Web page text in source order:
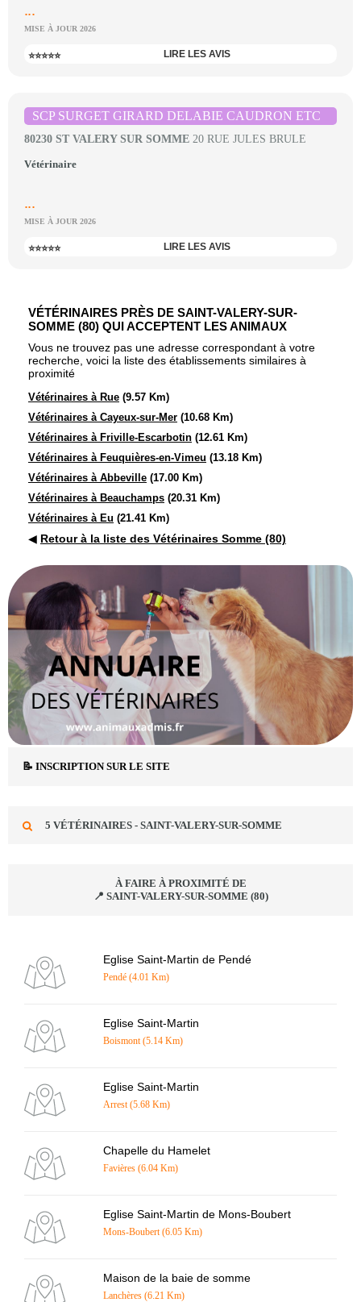
...
MISE À JOUR 2026
⭐⭐⭐⭐⭐ LIRE LES AVIS
SCP SURGET GIRARD DELABIE CAUDRON ETC
80230 ST VALERY SUR SOMME 20 RUE JULES BRULE
Vétérinaire
...
MISE À JOUR 2026
⭐⭐⭐⭐⭐ LIRE LES AVIS
VÉTÉRINAIRES PRÈS DE SAINT-VALERY-SUR-
SOMME (80) QUI ACCEPTENT LES ANIMAUX
Vous ne trouvez pas une adresse correspondant à votre
recherche, voici la liste des établissements similaires à
proximité
Vétérinaires à Rue (9.57 Km)
Vétérinaires à Cayeux-sur-Mer (10.68 Km)
Vétérinaires à Friville-Escarbotin (12.61 Km)
Vétérinaires à Feuquières-en-Vimeu (13.18 Km)
Vétérinaires à Abbeville (17.00 Km)
Vétérinaires à Beauchamps (20.31 Km)
Vétérinaires à Eu (21.41 Km)
◀ Retour à la liste des Vétérinaires Somme (80)
📝 INSCRIPTION SUR LE SITE
5 VÉTÉRINAIRES - SAINT-VALERY-SUR-SOMME
À FAIRE À PROXIMITÉ DE
📍 SAINT-VALERY-SUR-SOMME (80)
Eglise Saint-Martin de Pendé
Pendé (4.01 Km)
Eglise Saint-Martin
Boismont (5.14 Km)
Eglise Saint-Martin
Arrest (5.68 Km)
Chapelle du Hamelet
Favières (6.04 Km)
Eglise Saint-Martin de Mons-Boubert
Mons-Boubert (6.05 Km)
Maison de la baie de somme
Lanchères (6.21 Km)